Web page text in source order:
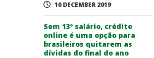
10 DECEMBER 2019
Sem 13º salário, crédito
online é uma opção para
brasileiros quitarem as
dívidas do final do ano